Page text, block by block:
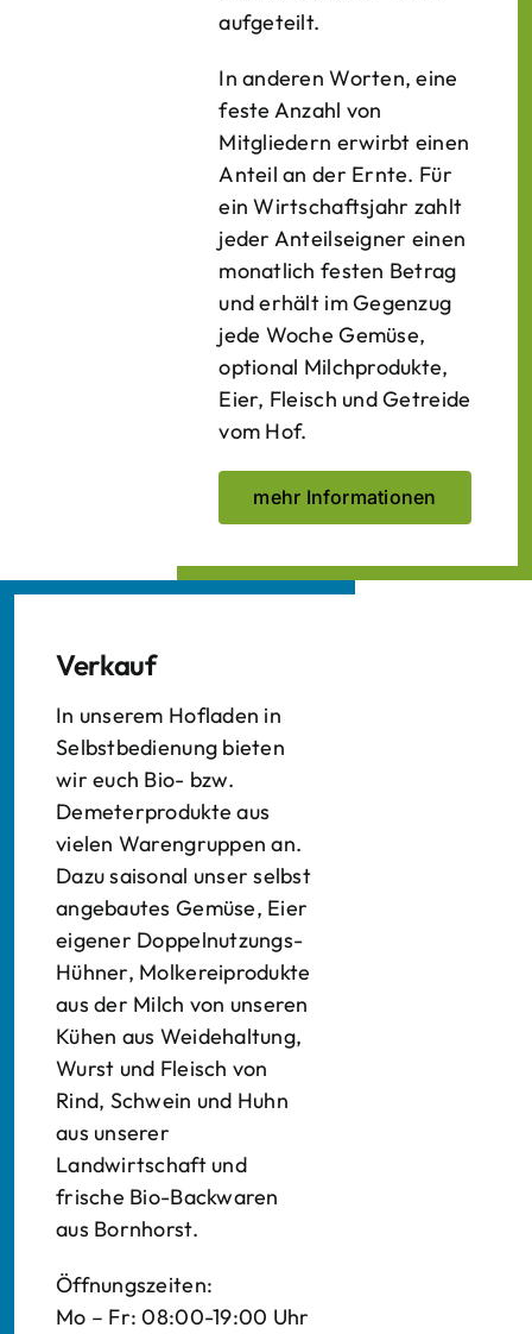
aufgeteilt.
In anderen Worten, eine
feste Anzahl von
Mitgliedern erwirbt einen
Anteil an der Ernte. Für
ein Wirtschaftsjahr zahlt
jeder Anteilseigner einen
monatlich festen Betrag
und erhält im Gegenzug
jede Woche Gemüse,
optional Milchprodukte,
Eier, Fleisch und Getreide
vom Hof.
mehr Informationen
Verkauf
In unserem Hofladen in
Selbstbedienung bieten
wir euch Bio- bzw.
Demeterprodukte aus
vielen Warengruppen an.
Dazu saisonal unser selbst
angebautes Gemüse, Eier
eigener Doppelnutzungs-
Hühner, Molkereiprodukte
aus der Milch von unseren
Kühen aus Weidehaltung,
Wurst und Fleisch von
Rind, Schwein und Huhn
aus unserer
Landwirtschaft und
frische Bio-Backwaren
aus Bornhorst.
Öffnungszeiten:
Mo – Fr: 08:00-19:00 Uhr